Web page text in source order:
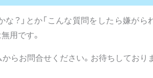
な？」とか「こんな質問をしたら嫌がら
用です。
らお問合せください。お待ちしており